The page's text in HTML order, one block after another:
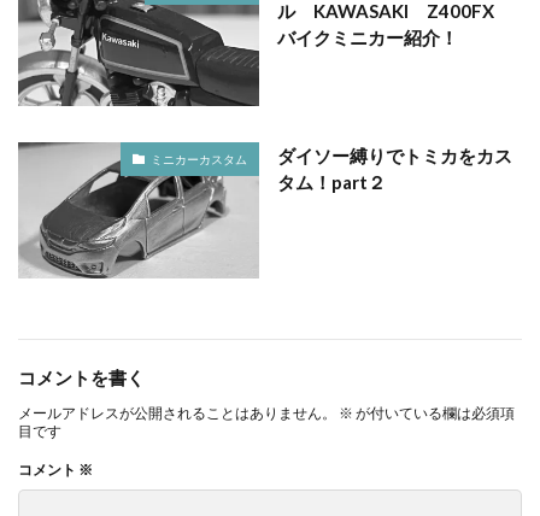
ル KAWASAKI Z400FX
バイクミニカー紹介！
ミニカーカスタム
ダイソー縛りでトミカをカス
タム！part２
コメントを書く
メールアドレスが公開されることはありません。 ※ が付いている欄は必須項
目です
コメント ※